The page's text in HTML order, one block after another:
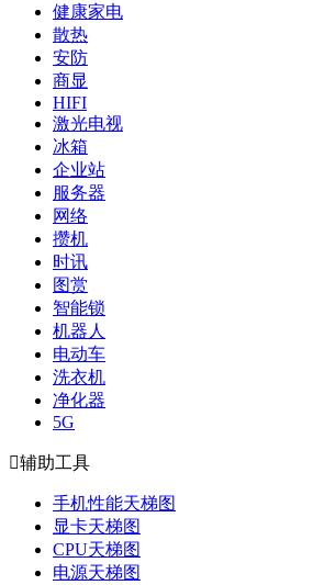
健康家电
散热
安防
商显
HIFI
激光电视
冰箱
企业站
服务器
网络
攒机
时讯
图赏
智能锁
机器人
电动车
洗衣机
净化器
5G
辅助工具
手机性能天梯图
显卡天梯图
CPU天梯图
电源天梯图